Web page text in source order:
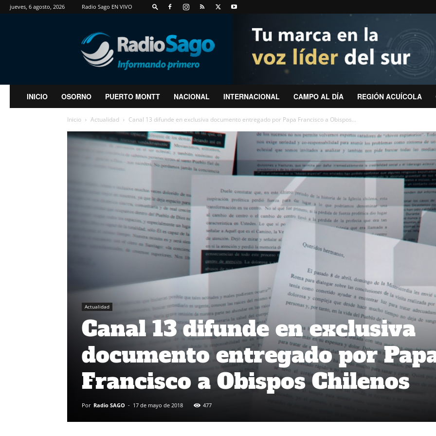
jueves, 6 agosto, 2026 Radio Sago EN VIVO
RadioSago
INICIO OSORNO PUERTO MONTT NACIONAL INTERNACIONAL CAMPO AL DÍA REGIÓN ACUÍCOLA
Inicio Actualidad Canal 13 difunde en exclusiva documento entregado por Papa Francisco a Obispos...
Actualidad
Canal 13 difunde en exclusiva
documento entregado por
Francisco a Obispos Chilenos
Por Radio SAGO - 17 de mayo de 2018 477